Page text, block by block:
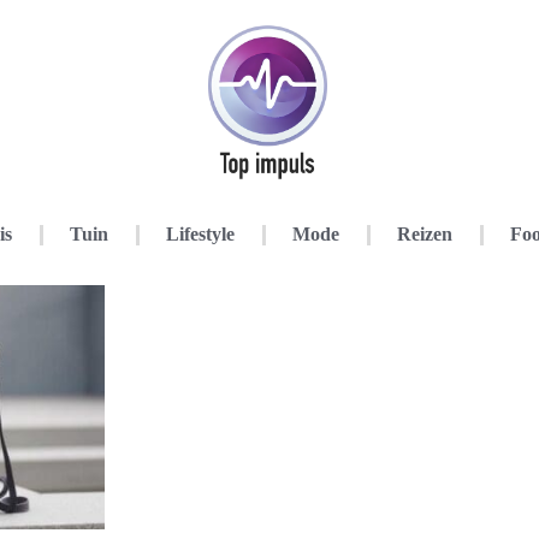
Tuin Lifestyle Mode Reizen